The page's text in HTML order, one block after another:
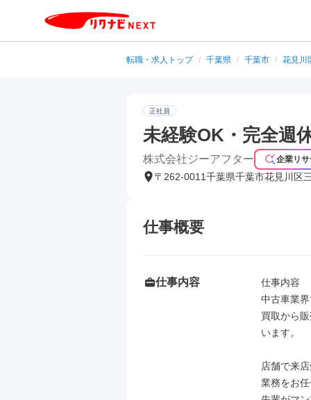
転職・求人トップ / 千葉県 / 千葉市 / 花見川
正社員
未経験OK・完全週
株式会社ジーアフター 企業リ
〒262-0011千葉県千葉市花見川区
仕事概要
仕事内容
仕事内容
中古車業
買取から
います。
店舗で来
業務をお